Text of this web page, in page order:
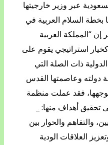
عبر وزير خارجيتها
بخطة السلام العربية في
إن “المملكة العربية
استراتيجي يقوم على
ذات الصلة التي
دولته وعاصمتها القدس
فقد عملت منظمة
تحقيق أهداف منها: _
والتفاهم والحوار بين
العلاقات الودية